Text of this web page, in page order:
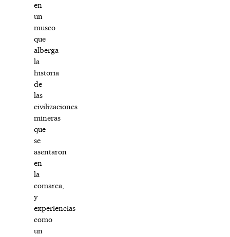
en
un
museo
que
alberga
la
historia
de
las
civilizaciones
mineras
que
se
asentaron
en
la
comarca,
y
experiencias
como
un